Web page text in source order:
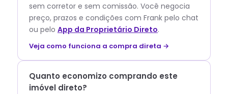
sem corretor e sem comissão. Você negocia
preço, prazos e condições com Frank pelo chat
ou pelo App da Proprietário Direto.
Veja como funciona a compra direta →
Quanto economizo comprando este
imóvel direto?